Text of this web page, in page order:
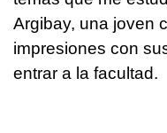
Argibay, una joven
impresiones con
entrar a la facultad.